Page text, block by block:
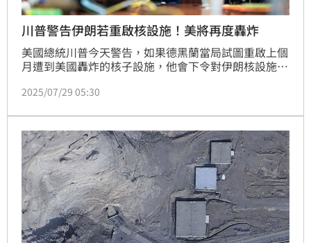
川普警告伊朗若重啟核設施！美將再度轟炸
美國總統川普今天警告，如果德黑蘭當局試圖重啟上個
月遭到美國轟炸的核子設施，他會下令對伊朗核設施發
2025/07/29 05:30